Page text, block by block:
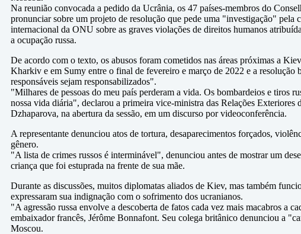
Na reunião convocada a pedido da Ucrânia, os 47 países-membros do
pronunciar sobre um projeto de resolução que pede uma "investigação" pela
internacional da ONU sobre as graves violações de direitos humanos
a ocupação russa.
De acordo com o texto, os abusos foram cometidos nas áreas próximas a
Kharkiv e em Sumy entre o final de fevereiro e março de 2022 e a resolução
responsáveis sejam responsabilizados".
"Milhares de pessoas do meu país perderam a vida. Os bombardeios e tiros
nossa vida diária", declarou a primeira vice-ministra das Relações Exteriores
Dzhaparova, na abertura da sessão, em um discurso por videoconferência.
A representante denunciou atos de tortura, desaparecimentos forçados,
gênero.
"A lista de crimes russos é interminável", denunciou antes de mostrar um
criança que foi estuprada na frente de sua mãe.
Durante as discussões, muitos diplomatas aliados de Kiev, mas também
expressaram sua indignação com o sofrimento dos ucranianos.
"A agressão russa envolve a descoberta de fatos cada vez mais macabros a
embaixador francês, Jérôme Bonnafont. Seu colega britânico denunciou a
Moscou.